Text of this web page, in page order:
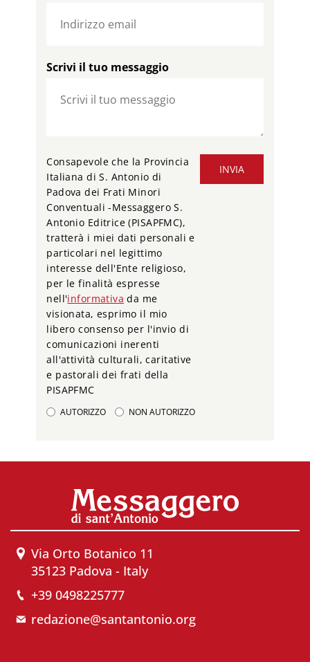
Scrivi il tuo messaggio
INVIA
Consapevole che la Provincia
Italiana di S. Antonio di
Padova dei Frati Minori
Conventuali -Messaggero S.
Antonio Editrice (PISAPFMC),
tratterà i miei dati personali e
particolari nel legittimo
interesse dell'Ente religioso,
per le finalità espresse
nell'informativa da me
visionata, esprimo il mio
libero consenso per l'invio di
comunicazioni inerenti
all'attività culturali, caritative
e pastorali dei frati della
PISAPFMC
AUTORIZZO NON AUTORIZZO
Via Orto Botanico 11
35123 Padova - Italy
+39 0498225777
redazione@santantonio.org